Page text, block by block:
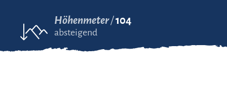
Höhenmeter 104
absteigend